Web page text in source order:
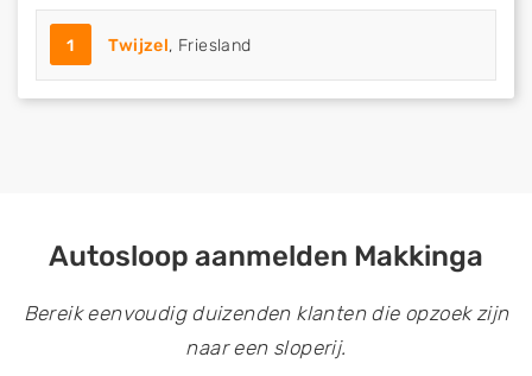
1 Twijzel, Friesland
Autosloop aanmelden Makkinga
Bereik eenvoudig duizenden klanten die opzoek zijn
naar een sloperij.